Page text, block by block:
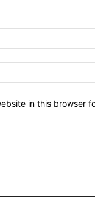
in this browser